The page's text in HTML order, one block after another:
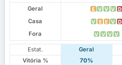
Geral
E V V V D
Casa V E E V D
Fora V V V V
Estat. Geral
Vitória %
70%